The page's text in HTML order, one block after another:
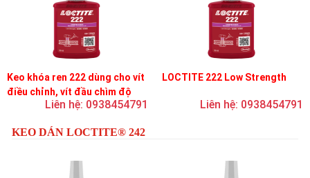
Keo khóa ren 222 dùng cho vít
điều chỉnh, vít đầu chìm độ
bền thấpLiên hệ: 0938454791
LOCTITE 222 Low Strength
Liên hệ: 0938454791
KEO DÁN LOCTITE® 242